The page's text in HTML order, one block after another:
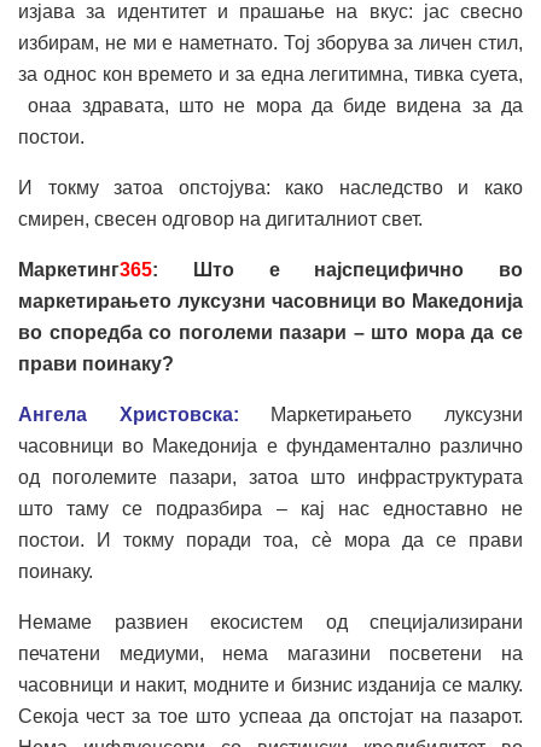
изјава за идентитет и прашање на вкус: јас свесно
избирам, не ми е наметнато. Тој зборува за личен стил,
за однос кон времето и за една легитимна, тивка суета,
онаа здравата, што не мора да биде видена за да
постои.
И токму затоа опстојува: како наследство и како
смирен, свесен одговор на дигиталниот свет.
Маркетинг365: Што е најспецифично во
маркетирањето луксузни часовници во Македонија
во споредба со поголеми пазари – што мора да се
прави поинаку?
Ангела Христовска: Маркетирањето луксузни
часовници во Македонија е фундаментално различно
од поголемите пазари, затоа што инфраструктурата
што таму се подразбира – кај нас едноставно не
постои. И токму поради тоа, сè мора да се прави
поинаку.
Немаме развиен екосистем од специјализирани
печатени медиуми, нема магазини посветени на
часовници и накит, модните и бизнис изданија се малку.
Секоја чест за тое што успеаа да опстојат на пазарот.